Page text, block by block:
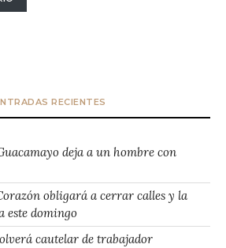
RECIENTES
deja a un hombre con
obligará a cerrar calles y la
este domingo
cautelar de trabajador